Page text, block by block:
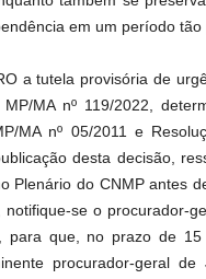
em um período tão
a tutela provisória de
MA nº 119/2022,
MA nº 05/2011 e
desta decisão,
Plenário do CNMP antes
se o procurador-
para que, no prazo de 15
procurador-geral